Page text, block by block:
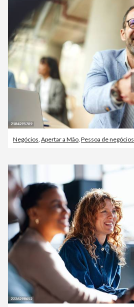
Negócios, Apertar a Mão, Pessoa de negócios